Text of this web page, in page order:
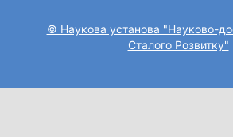
© Наукова установа "Науково-
Сталого Розвитку"